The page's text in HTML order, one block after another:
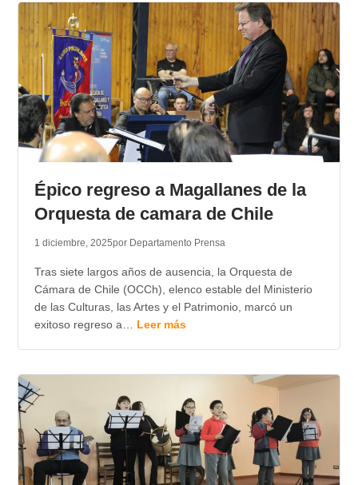
Épico regreso a Magallanes de la
Orquesta de camara de Chile
1 diciembre, 2025por Departamento Prensa
Tras siete largos años de ausencia, la Orquesta de
Cámara de Chile (OCCh), elenco estable del Ministerio
de las Culturas, las Artes y el Patrimonio, marcó un
exitoso regreso a… Leer más